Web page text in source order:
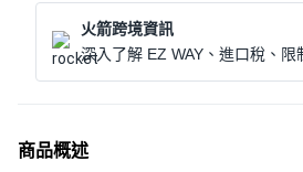
火箭跨境資訊
深入了解 EZ WAY、進口稅、限
商品概述